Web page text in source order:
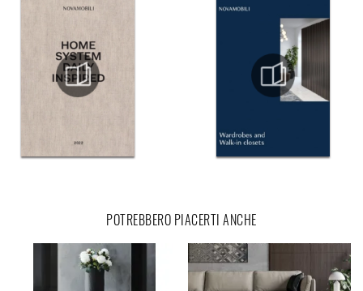
POTREBBERO PIACERTI ANCHE